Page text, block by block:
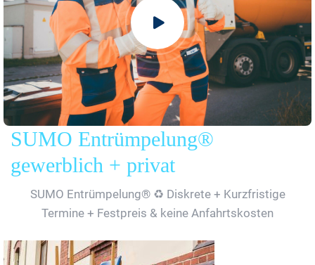
SUMO Entrümpelung®
gewerblich + privat
SUMO Entrümpelung® ♻️ Diskrete + Kurzfristige
Termine + Festpreis & keine Anfahrtskosten